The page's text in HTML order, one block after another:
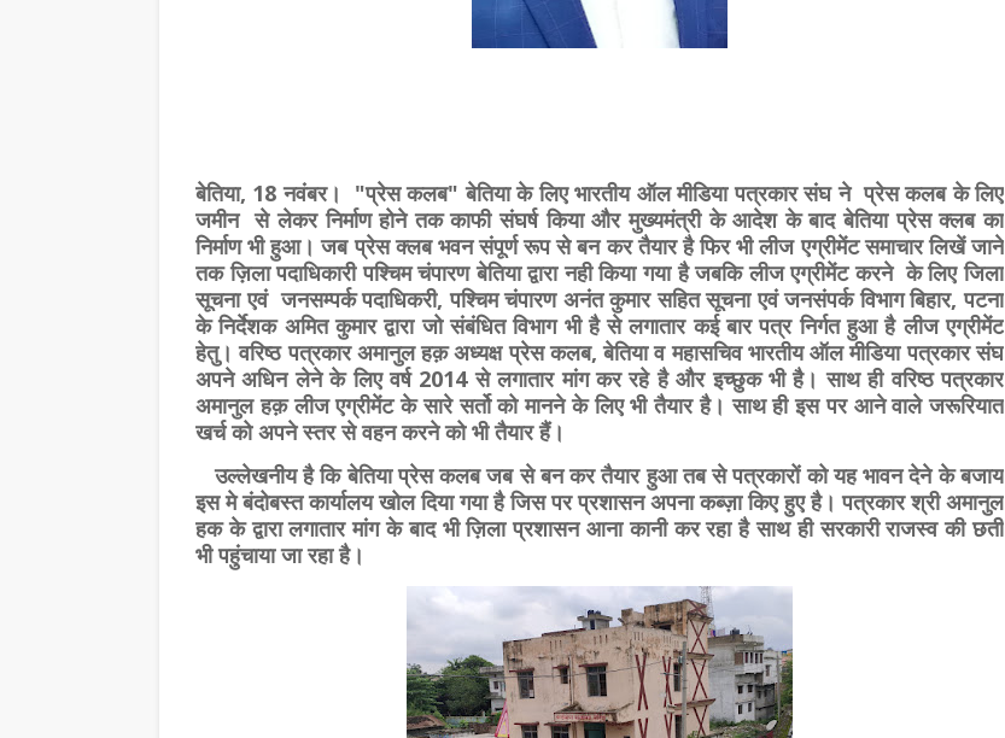
बेतिया, 18 नवंबर। "प्रेस कलब" बेतिया के लिए भारतीय ऑल मीडिया पत्रकार संघ ने प्रेस कलब के लिए
जमीन से लेकर निर्माण होने तक काफी संघर्ष किया और मुख्यमंत्री के आदेश के बाद बेतिया प्रेस क्लब का
निर्माण भी हुआ। जब प्रेस क्लब भवन संपूर्ण रूप से बन कर तैयार है फिर भी लीज एग्रीमेंट समाचार लिखें जाने
तक ज़िला पदाधिकारी पश्चिम चंपारण बेतिया द्वारा नही किया गया है जबकि लीज एग्रीमेंट करने के लिए जिला
सूचना एवं जनसम्पर्क पदाधिकरी, पश्चिम चंपारण अनंत कुमार सहित सूचना एवं जनसंपर्क विभाग बिहार, पटना
के निर्देशक अमित कुमार द्वारा जो संबंधित विभाग भी है से लगातार कई बार पत्र निर्गत हुआ है लीज एग्रीमेंट
हेतु। वरिष्ठ पत्रकार अमानुल हक़ अध्यक्ष प्रेस कलब, बेतिया व महासचिव भारतीय ऑल मीडिया पत्रकार संघ
अपने अधिन लेने के लिए वर्ष 2014 से लगातार मांग कर रहे है और इच्छुक भी है। साथ ही वरिष्ठ पत्रकार
अमानुल हक़ लीज एग्रीमेंट के सारे सर्तो को मानने के लिए भी तैयार है। साथ ही इस पर आने वाले जरूरियात
खर्च को अपने स्तर से वहन करने को भी तैयार हैं।
उल्लेखनीय है कि बेतिया प्रेस कलब जब से बन कर तैयार हुआ तब से पत्रकारों को यह भावन देने के बजाय
इस मे बंदोबस्त कार्यालय खोल दिया गया है जिस पर प्रशासन अपना कब्ज़ा किए हुए है। पत्रकार श्री अमानुल
हक के द्वारा लगातार मांग के बाद भी ज़िला प्रशासन आना कानी कर रहा है साथ ही सरकारी राजस्व की छती
भी पहुंचाया जा रहा है।